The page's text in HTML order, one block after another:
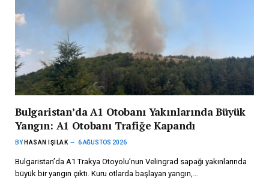
Bulgaristan’da A1 Otobanı Yakınlarında Büyük
Yangın: A1 Otobanı Trafiğe Kapandı
BY HASAN IŞILAK 6 AĞUSTOS 2026
Bulgaristan’da A1 Trakya Otoyolu’nun Velingrad sapağı yakınlarında
büyük bir yangın çıktı. Kuru otlarda başlayan yangın,…